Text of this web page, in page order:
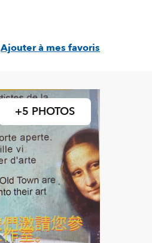
aux favoris
Ajouter à mes favoris
+5 PHOTOS